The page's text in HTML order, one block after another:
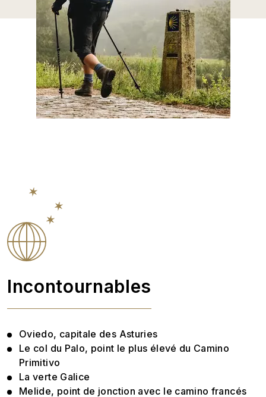
Incontournables
Oviedo, capitale des Asturies
Le col du Palo, point le plus élevé du Camino
Primitivo
La verte Galice
Melide, point de jonction avec le camino francés